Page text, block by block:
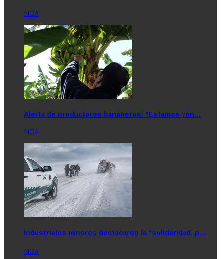
NOA
Alerta de productores bananeros: "Estamos yen…
NOA
Industriales mineros destacaron la “solidaridad, p…
NOA